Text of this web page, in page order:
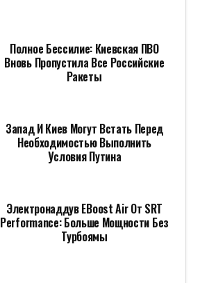
Полное Бессилие: Киевская ПВО
Вновь Пропустила Все Российские
Ракеты
Запад И Киев Могут Встать Перед
Необходимостью Выполнить
Условия Путина
Электронаддув EBoost Air От SRT
Performance: Больше Мощности Без
Турбоямы